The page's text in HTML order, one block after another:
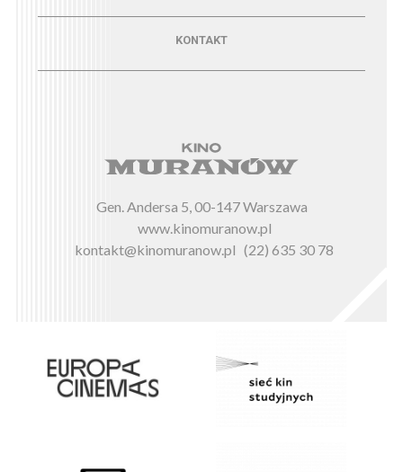
KONTAKT
Gen. Andersa 5, 00-147 Warszawa
www.kinomuranow.pl
kontakt@kinomuranow.pl (22) 635 30 78